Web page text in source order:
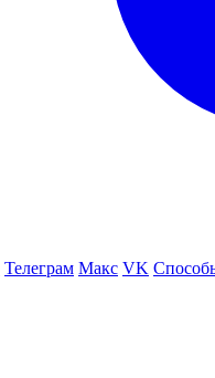
Телеграм Макс VK